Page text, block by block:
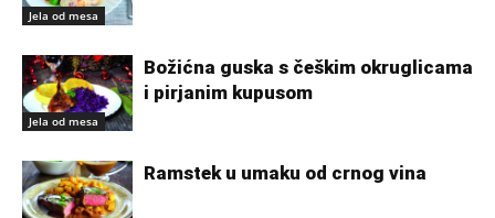
Jela od mesa
Jela od mesa
Božićna guska s češkim okruglicama
i pirjanim kupusom
Ramstek u umaku od crnog vina